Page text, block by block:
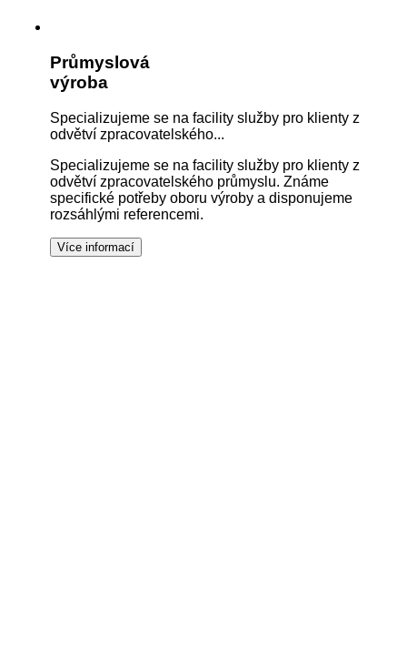
Průmyslová
výroba
Specializujeme se na facility služby pro klienty z
odvětví zpracovatelského...
Specializujeme se na facility služby pro klienty z
odvětví zpracovatelského průmyslu. Známe
specifické potřeby oboru výroby a disponujeme
rozsáhlými referencemi.